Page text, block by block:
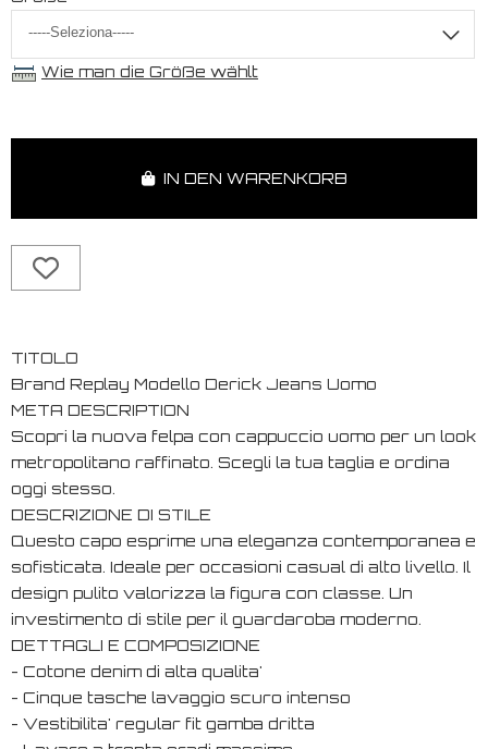
Wie man die Größe wählt
IN DEN WARENKORB
TITOLO
Brand Replay Modello Derick Jeans Uomo
META DESCRIPTION
Scopri la nuova felpa con cappuccio uomo per un look
metropolitano raffinato. Scegli la tua taglia e ordina
oggi stesso.
DESCRIZIONE DI STILE
Questo capo esprime una eleganza contemporanea e
sofisticata. Ideale per occasioni casual di alto livello. Il
design pulito valorizza la figura con classe. Un
investimento di stile per il guardaroba moderno.
DETTAGLI E COMPOSIZIONE
- Cotone denim di alta qualita'
- Cinque tasche lavaggio scuro intenso
- Vestibilita' regular fit gamba dritta